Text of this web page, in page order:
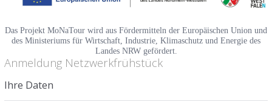
Das Projekt MoNaTour wird aus Fördermitteln der Europäischen Union und
des Ministeriums für Wirtschaft, Industrie, Klimaschutz und Energie des
Landes NRW gefördert.
Anmeldung Netzwerkfrühstück
Ihre Daten